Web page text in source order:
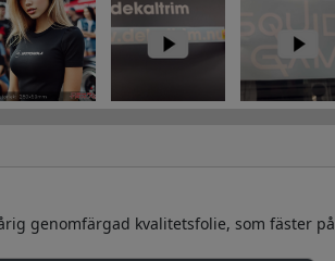
genomfärgad kvalitetsfolie, som fäster på